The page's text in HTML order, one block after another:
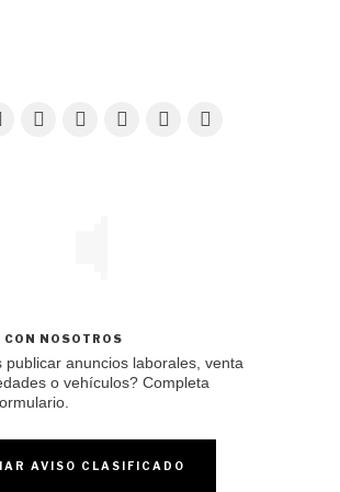
CON NOSOTROS
publicar anuncios laborales, venta
o vehículos? Completa
AVISO CLASIFICADO